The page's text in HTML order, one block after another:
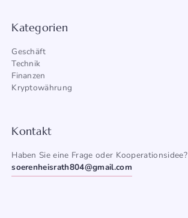
Kategorien
Geschäft
Technik
Finanzen
Kryptowährung
Kontakt
Haben Sie eine Frage oder Kooperationsidee?
soerenheisrath804@gmail.com